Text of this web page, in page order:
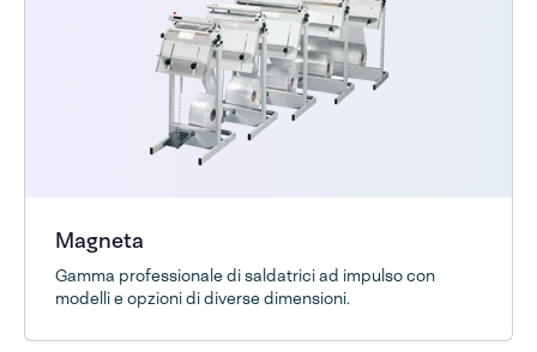
Magneta
Gamma professionale di saldatrici ad impulso con
modelli e opzioni di diverse dimensioni.